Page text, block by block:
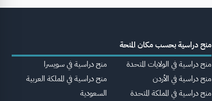
منح دراسية بحسب مكان المنحة
منح دراسية في الولايات المتحدة
منح دراسية في الأردن
منح دراسية في المملكة المتحدة
منح دراسية في سويسرا
منح دراسية في المملكة العربية
السعودية